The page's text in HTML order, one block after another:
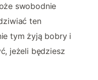
swobodnie
ten
tym żyją bobry i
jeżeli będziesz